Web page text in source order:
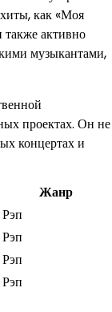
как «Моя
активно
музыкантами,
проектах. Он не
концертах и
Жанр
Рэп
Рэп
Рэп
Рэп